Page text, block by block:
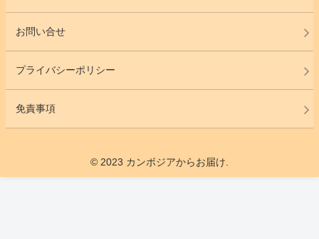
お問い合せ
プライバシーポリシー
免責事項
© 2023 カンボジアからお届け.